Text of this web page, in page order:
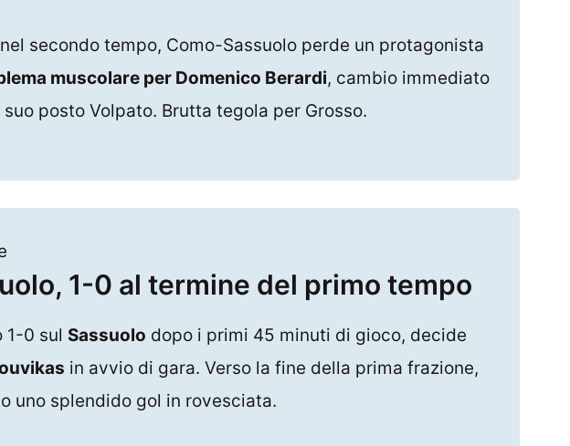
secondo tempo, Como-Sassuolo perde un protagonista
muscolare per Domenico Berardi, cambio immediato
suo posto Volpato. Brutta tegola per Grosso.
1-0 al termine del primo tempo
1-0 sul Sassuolo dopo i primi 45 minuti di gioco, decide
in avvio di gara. Verso la fine della prima frazione,
uno splendido gol in rovesciata.